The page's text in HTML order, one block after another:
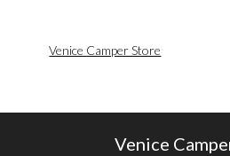
Venice Camper Store
Venice